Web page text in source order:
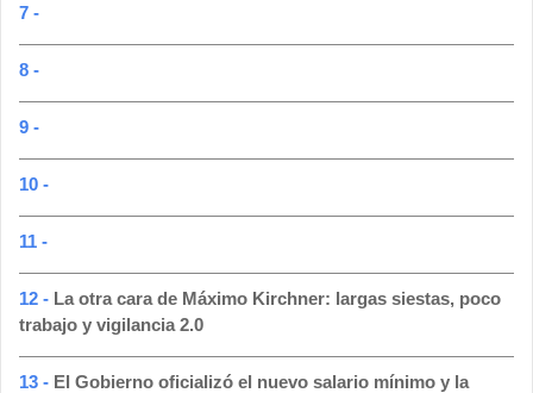
7 -
8 -
9 -
10 -
11 -
12 - La otra cara de Máximo Kirchner: largas siestas, poco
trabajo y vigilancia 2.0
13 - El Gobierno oficializó el nuevo salario mínimo y la